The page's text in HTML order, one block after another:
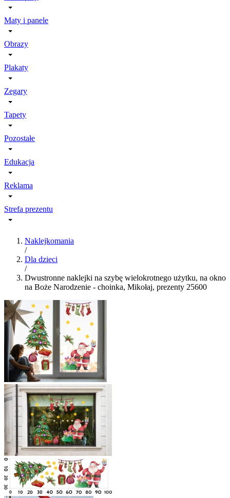
Maty i panele
Obrazy
Plakaty
Zegary
Tapety
Pozostałe
Edukacja
Reklama
Strefa prezentu
Naklejkomania
/
Dla dzieci
/
Dwustronne naklejki na szybę wielokrotnego użytku, na okno
na Boże Narodzenie - choinka, Mikołaj, prezenty 25600